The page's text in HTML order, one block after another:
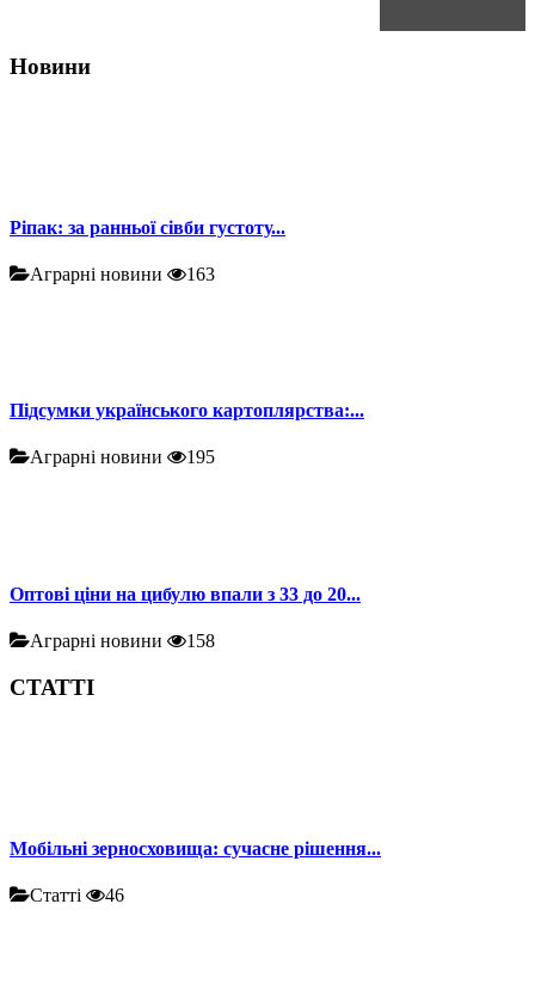
Новини
Ріпак: за ранньої сівби густоту...
Аграрні новини 163
Підсумки українського картоплярства:...
Аграрні новини 195
Оптові ціни на цибулю впали з 33 до 20...
Аграрні новини 158
СТАТТІ
Мобільні зерносховища: сучасне рішення...
Статті 46